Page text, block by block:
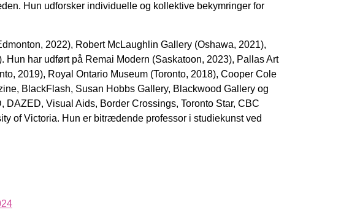
Hun udforsker individuelle og kollektive bekymringer for
2022), Robert McLaughlin Gallery (Oshawa, 2021),
Hun har udført på Remai Modern (Saskatoon, 2023), Pallas Art
2019), Royal Ontario Museum (Toronto, 2018), Cooper Cole
BlackFlash, Susan Hobbs Gallery, Blackwood Gallery og
Visual Aids, Border Crossings, Toronto Star, CBC
of Victoria. Hun er bitrædende professor i studiekunst ved